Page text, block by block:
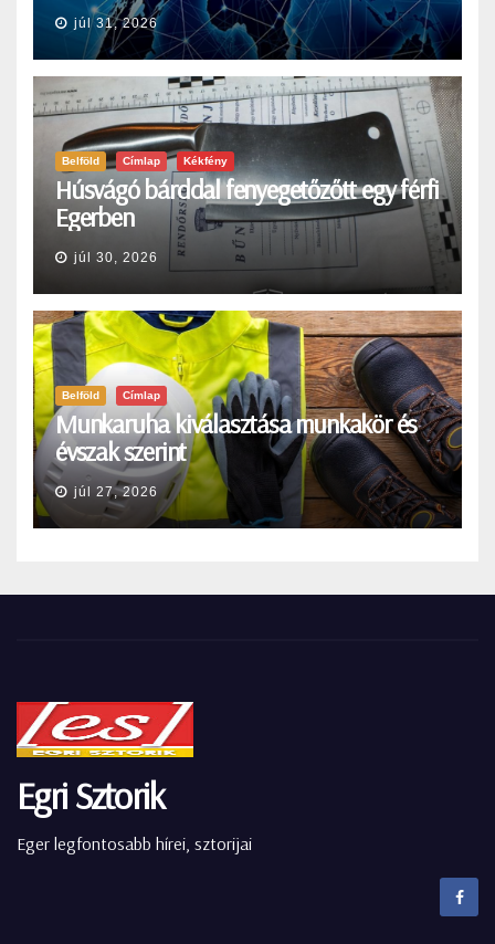
júl 31, 2026
Belföld Címlap Kékfény
Húsvágó bárddal fenyegetőzőtt egy férfi
Egerben
júl 30, 2026
Belföld Címlap
Munkaruha kiválasztása munkakör és
évszak szerint
júl 27, 2026
Egri Sztorik
Eger legfontosabb hírei, sztorijai